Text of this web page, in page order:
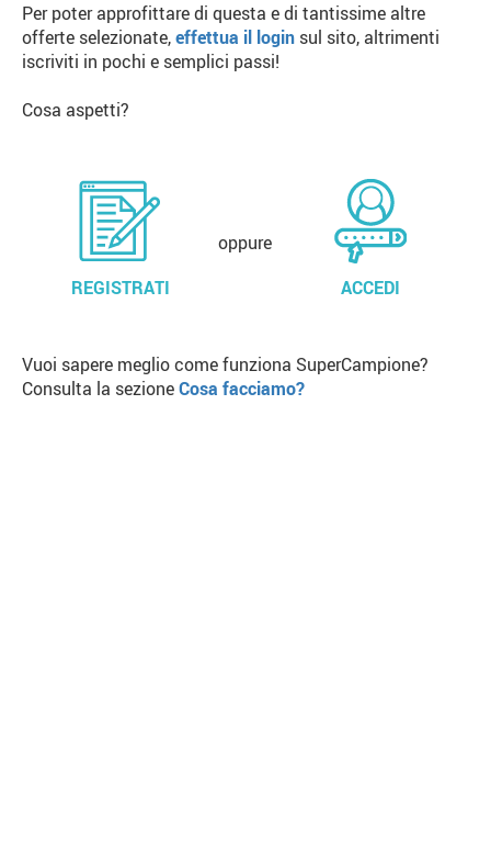
Per poter approfittare di questa e di tantissime altre
offerte selezionate,effettua il login sul sito, altrimenti
iscriviti in pochi e semplici passi!
Cosa aspetti?
REGISTRATI
oppure
ACCEDI
Vuoi sapere meglio come funziona SuperCampione?
Consulta la sezioneCosa facciamo?